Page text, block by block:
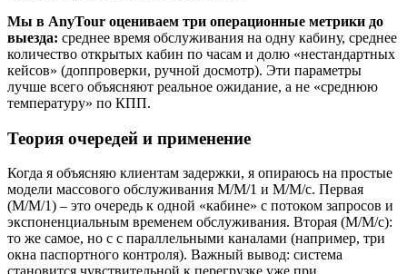
Мы в AnyTour оцениваем три операционные метрики до
выезда: среднее время обслуживания на одну кабину, среднее
количество открытых кабин по часам и долю «нестандартных
кейсов» (доппроверки, ручной досмотр). Эти параметры
лучше всего объясняют реальное ожидание, а не «среднюю
температуру» по КПП.
Теория очередей и применение
Когда я объясняю клиентам задержки, я опираюсь на простые
модели массового обслуживания M/M/1 и M/M/c. Первая
(M/M/1) – это очередь к одной «кабине» с потоком запросов и
экспоненциальным временем обслуживания. Вторая (M/M/c):
то же самое, но с c параллельными каналами (например, три
окна паспортного контроля). Важный вывод: система